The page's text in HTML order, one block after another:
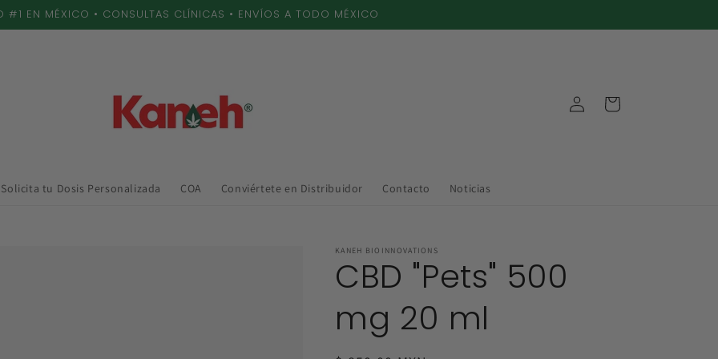
#1 EN MÉXICO • CONSULTAS CLÍNICAS • ENVÍOS A TODO MÉXICO
Solicita tu Dosis Personalizada COA Conviértete en Distribuidor Contacto Noticias
Iniciar
sesión
Carrito
KANEH BIOINNOVATIONS
CBD "Pets" 500
mg 20 ml